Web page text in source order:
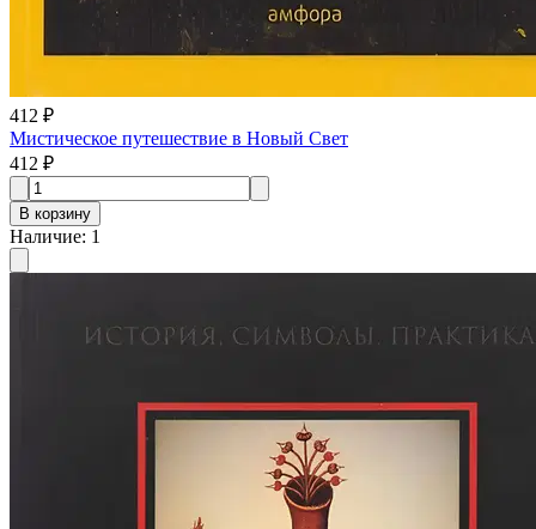
412 ₽
Мистическое путешествие в Новый Свет
412 ₽
В корзину
Наличие: 1